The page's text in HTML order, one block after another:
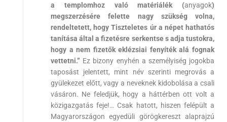
a templomhoz való matériálék (anyagok)
megszerzésére felette nagy szükség volna,
rendeltetett, hogy Tiszteletes úr a népet hathatós
tanítása által a fizetésre serkentse s adja tustokra,
hogy a nem fizetők eklézsiai fenyíték alá fognak
vettetni.” Ez bizony enyhén a személyiség jogokba
taposást jelentett, mint név szerinti megrovás a
gyülekezet előtt, vagy a neveknek kidobolása a csali
vásáron. Ne feledjük, hogy a háttérben ott volt a
közigazgatás feje!… Csak hatott, hiszen felépült a
Magyarországon egyedüli görögkereszt alaprajzú